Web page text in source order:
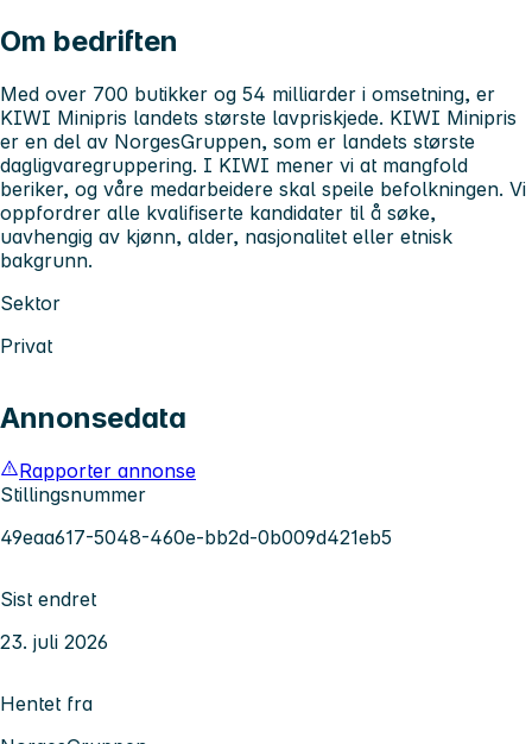
Om bedriften
Med over 700 butikker og 54 milliarder i omsetning, er
KIWI Minipris landets største lavpriskjede. KIWI Minipris
er en del av NorgesGruppen, som er landets største
dagligvaregruppering. I KIWI mener vi at mangfold
beriker, og våre medarbeidere skal speile befolkningen. Vi
oppfordrer alle kvalifiserte kandidater til å søke,
uavhengig av kjønn, alder, nasjonalitet eller etnisk
bakgrunn.
Sektor
Privat
Annonsedata
Rapporter annonse
Stillingsnummer
49eaa617-5048-460e-bb2d-0b009d421eb5
Sist endret
23. juli 2026
Hentet fra